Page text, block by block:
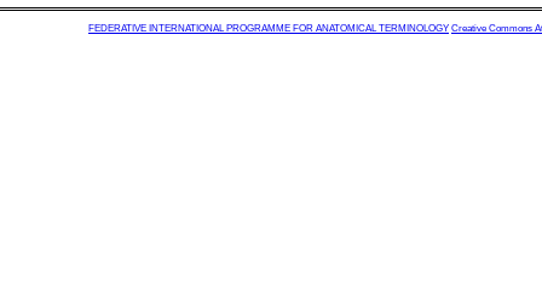
FEDERATIVE INTERNATIONAL PROGRAMME FOR ANATOMICAL TERMINOLOGY Creative Commons